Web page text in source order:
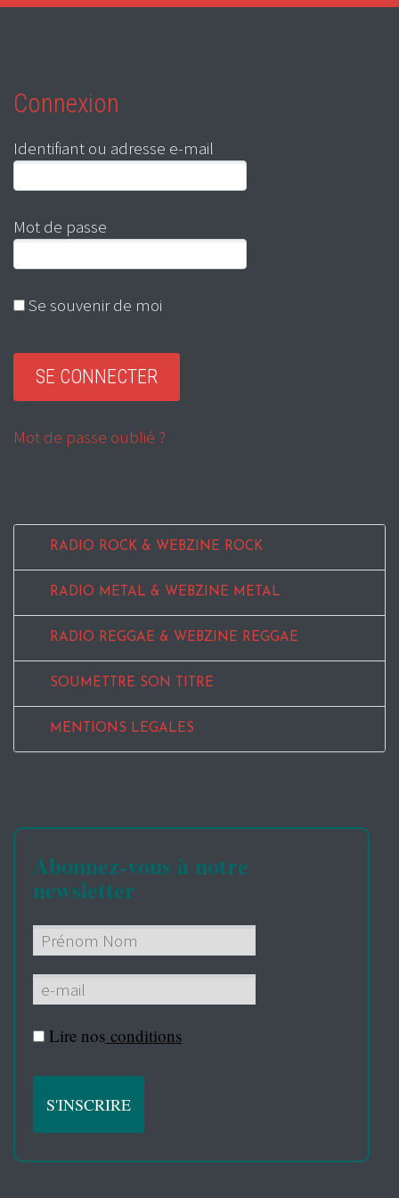
Connexion
Identifiant ou adresse e-mail
Mot de passe
Se souvenir de moi
Mot de passe oublié ?
RADIO ROCK & WEBZINE ROCK
RADIO METAL & WEBZINE METAL
RADIO REGGAE & WEBZINE REGGAE
SOUMETTRE SON TITRE
MENTIONS LEGALES
Abonnez-vous à notre
newsletter
Lire nos conditions